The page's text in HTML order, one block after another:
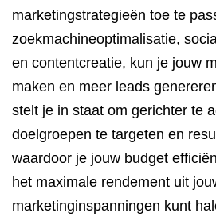
marketingstrategieën toe te
zoekmachineoptimalisatie,
en contentcreatie, kun je jouw
maken en meer leads
stelt je in staat om gerichter te
doelgroepen te targeten en
waardoor je jouw budget
het maximale rendement uit
marketinginspanningen kunt